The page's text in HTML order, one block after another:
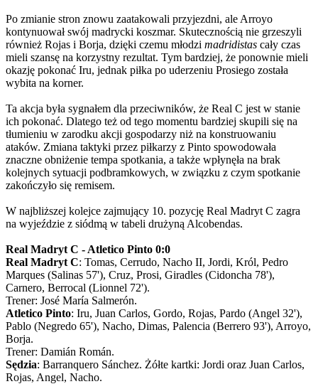
Po zmianie stron znowu zaatakowali przyjezdni, ale Arroyo
kontynuował swój madrycki koszmar. Skutecznością nie grzeszyli
również Rojas i Borja, dzięki czemu młodzi madridistas cały czas
mieli szansę na korzystny rezultat. Tym bardziej, że ponownie mieli
okazję pokonać Iru, jednak piłka po uderzeniu Prosiego została
wybita na korner.
Ta akcja była sygnałem dla przeciwników, że Real C jest w stanie
ich pokonać. Dlatego też od tego momentu bardziej skupili się na
tłumieniu w zarodku akcji gospodarzy niż na konstruowaniu
ataków. Zmiana taktyki przez piłkarzy z Pinto spowodowała
znaczne obniżenie tempa spotkania, a także wpłynęła na brak
kolejnych sytuacji podbramkowych, w związku z czym spotkanie
zakończyło się remisem.
W najbliższej kolejce zajmujący 10. pozycję Real Madryt C zagra
na wyjeździe z siódmą w tabeli drużyną Alcobendas.
Real Madryt C - Atletico Pinto 0:0
Real Madryt C: Tomas, Cerrudo, Nacho II, Jordi, Król, Pedro
Marques (Salinas 57'), Cruz, Prosi, Giradles (Cidoncha 78'),
Carnero, Berrocal (Lionnel 72').
Trener: José María Salmerón.
Atletico Pinto: Iru, Juan Carlos, Gordo, Rojas, Pardo (Angel 32'),
Pablo (Negredo 65'), Nacho, Dimas, Palencia (Berrero 93'), Arroyo,
Borja.
Trener: Damián Román.
Sędzia: Barranquero Sánchez. Żółte kartki: Jordi oraz Juan Carlos,
Rojas, Angel, Nacho.